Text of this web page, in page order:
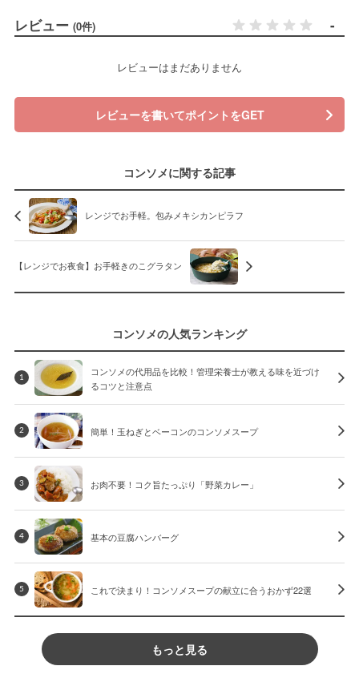
レビュー (0件) -
レビューはまだありません
レビューを書いてポイントをGET
コンソメに関する記事
レンジでお手軽。包みメキシカンピラフ
【レンジでお夜食】お手軽きのこグラタン
コンソメの人気ランキング
1
コンソメの代用品を比較！管理栄養士が教える味を近づけ
るコツと注意点
2 簡単！玉ねぎとベーコンのコンソメスープ
3 お肉不要！コク旨たっぷり「野菜カレー」
4 基本の豆腐ハンバーグ
5 これで決まり！コンソメスープの献立に合うおかず22選
もっと見る